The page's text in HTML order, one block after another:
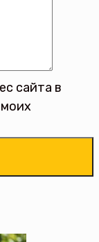
сайта в